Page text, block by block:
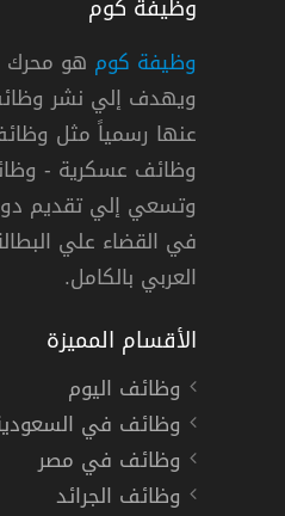
وظيفة كوم
وظيفة كوم هو محرك
ويهدف إلي نشر
عنها رسمياً مثل
وظائف عسكرية -
وتسعي إلي تقديم
في القضاء علي
العربي بالكامل.
الأقسام المميزة
وظائف اليوم
وظائف في
وظائف في مصر
وظائف الجرائد